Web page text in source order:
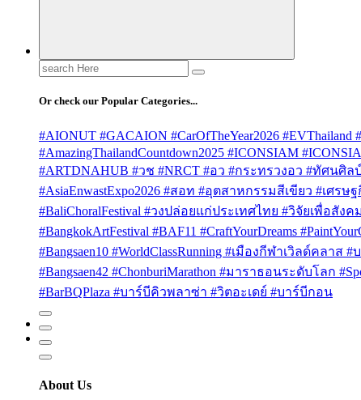
Search
for:
Or check our Popular Categories...
#AIONUT #GACAION #CarOfTheYear2026
#AmazingThailandCountdown2025 #ICONSIAM
#ARTDNAHUB #วช #NRCT #อว #กระทรวงอว #ทัศนศิ
#AsiaEnwastExpo2026 #สอท #อุตสาหกรรมสีเขียว #เศรษ
#BaliChoralFestival #วงปล่อยแก่ประเทศไทย #วิจัยเพื่อสังค
#BangkokArtFestival #BAF11 #CraftYourDreams
#Bangsaen10 #WorldClassRunning #เมืองกีฬาเวิลด์คลาส
#Bangsaen42 #ChonburiMarathon #มาราธอนระดับโลก
#BarBQPlaza #บาร์บีคิวพลาซ่า #วิตอะเดย์ #บาร์บีกอน
About Us